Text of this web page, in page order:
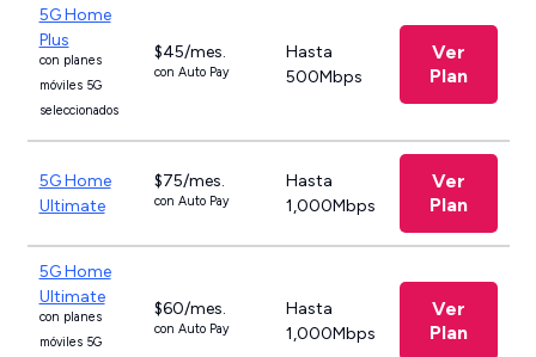
5G Home
Plus
con planes
móviles 5G
seleccionados
$45/mes.
con Auto Pay
Hasta
500Mbps
Ver
Plan
5G Home
Ultimate
$75/mes.
con Auto Pay
Hasta
1,000Mbps
Ver
Plan
5G Home
Ultimate
con planes
móviles 5G
$60/mes.
con Auto Pay
Hasta
1,000Mbps
Ver
Plan